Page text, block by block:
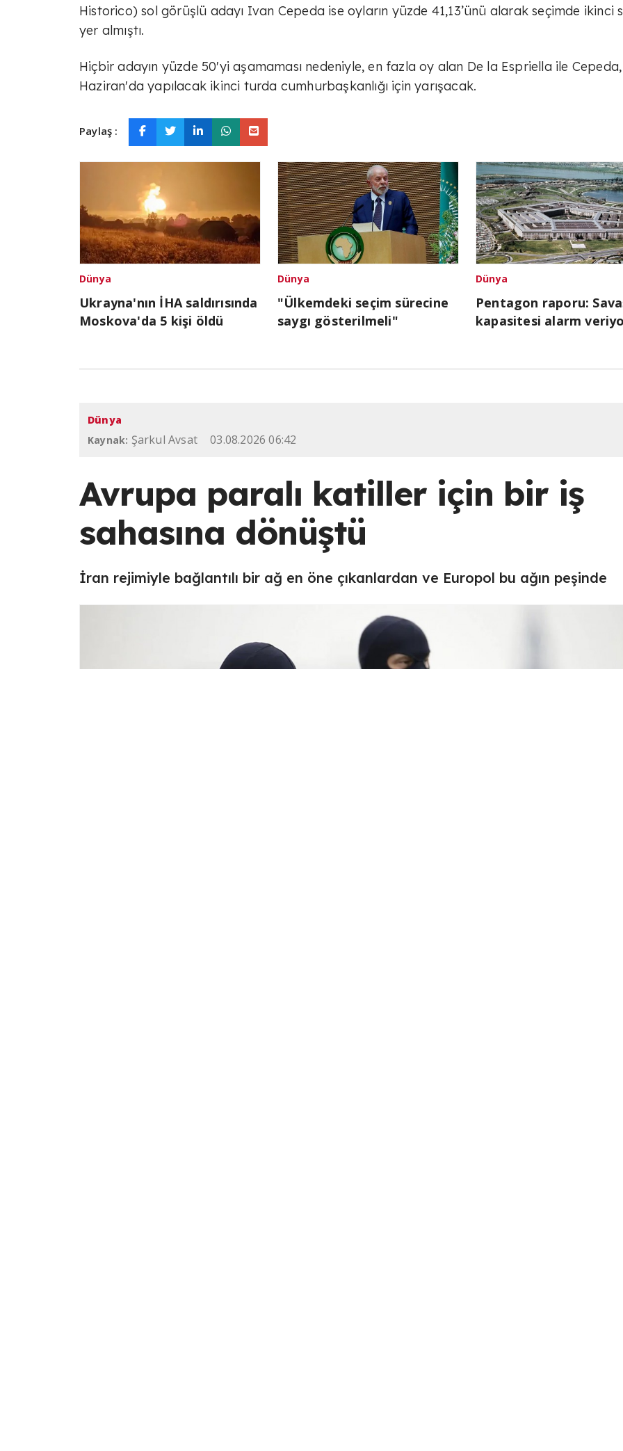
Historico) sol görüşlü adayı Ivan Cepeda ise oyların yüzde 41,13’ünü alarak seçimde ikinci
yer almıştı.
Hiçbir adayın yüzde 50'yi aşamaması nedeniyle, en fazla oy alan De la Espriella ile Cepeda,
Haziran'da yapılacak ikinci turda cumhurbaşkanlığı için yarışacak.
Paylaş :
Dünya
Ukrayna'nın İHA saldırısında
Moskova'da 5 kişi öldü
Dünya
"Ülkemdeki seçim sürecine
saygı gösterilmeli"
Dünya
Pentagon raporu:
kapasitesi alarm
Dünya
Kaynak: Şarkul Avsat 03.08.2026 06:42
Avrupa paralı katiller için bir iş
sahasına dönüştü
İran rejimiyle bağlantılı bir ağ en öne çıkanlardan ve Europol bu ağın peşinde